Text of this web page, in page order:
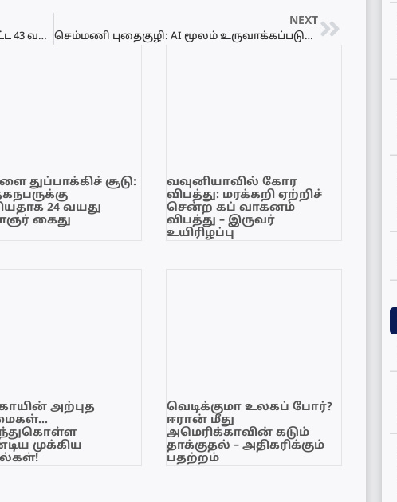
மசாஜ் நிலையத்தில் கைது செய்யப்பட்ட 43 வயது பெண்!
NEXT
செம்மணி புதைகுழி: AI மூலம் உருவாக்கப்படும் போலிப் படங்கள் தொடர்பில் கடும் எச்சரிக்கை
துப்பாக்கிச் சூடு:
24 வயது
கைது
வவுனியாவில் கோர
விபத்து: மரக்கறி ஏற்றிச்
சென்ற கப் வாகனம்
விபத்து – இருவர்
உயிரிழப்பு
அற்புத
முக்கிய
வெடிக்குமா உலகப் போர்?
ஈரான் மீது
அமெரிக்காவின் கடும்
தாக்குதல் – அதிகரிக்கும்
பதற்றம்